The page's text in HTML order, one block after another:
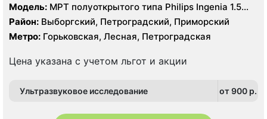
Модель: МРТ полуоткрытого типа Philips Ingenia 1.5
Тесла, КТ Philips Ingenuity 128 срезов
Район: Выборгский, Петроградский, Приморский
Метро: Горьковская, Лесная, Петроградская
Цена указана с учетом льгот и акции
Ультразвуковое исследование от 900 p.